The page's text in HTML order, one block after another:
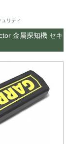
リティ
金属探知機 セキ